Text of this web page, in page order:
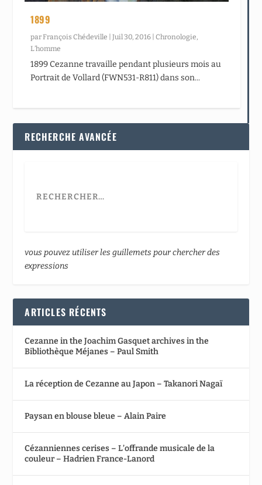
1899
par François Chédeville |Juil 30, 2016 |Chronologie
L’homme
1899 Cezanne travaille pendant plusieurs mois au
Portrait de Vollard (FWN531-R811) dans son...
RECHERCHE AVANCÉE
vous pouvez utiliser les guillemets pour chercher des
expressions
ARTICLES RÉCENTS
Cezanne in the Joachim Gasquet archives in the
Bibliothèque Méjanes – Paul Smith
La réception de Cezanne au Japon – Takanori Nagaï
Paysan en blouse bleue – Alain Paire
Cézanniennes cerises – L’offrande musicale de la
couleur – Hadrien France-Lanord